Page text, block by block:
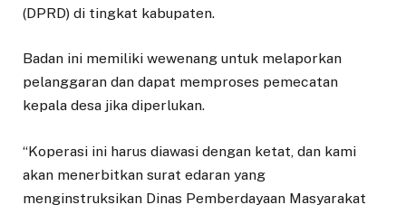
(DPRD) di tingkat kabupaten.
Badan ini memiliki wewenang untuk melaporkan
pelanggaran dan dapat memproses pemecatan
kepala desa jika diperlukan.
“Koperasi ini harus diawasi dengan ketat, dan kami
akan menerbitkan surat edaran yang
menginstruksikan Dinas Pemberdayaan Masyarakat